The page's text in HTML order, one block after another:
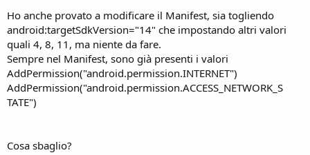
Ho anche provato a modificare il Manifest, sia togliendo
android:targetSdkVersion="14" che impostando altri valori
quali 4, 8, 11, ma niente da fare.
Sempre nel Manifest, sono già presenti i valori
AddPermission("android.permission.INTERNET")
AddPermission("android.permission.ACCESS_NETWORK_S
TATE")
Cosa sbaglio?